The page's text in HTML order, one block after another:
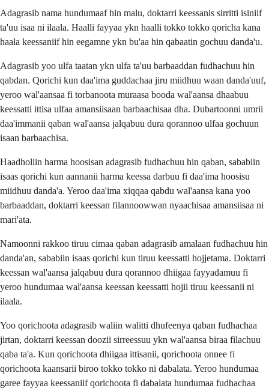
Adagrasib nama hundumaaf hin malu, doktarri keessanis sirritti isiniif
ta'uu isaa ni ilaala. Haalli fayyaa ykn haalli tokko tokko qoricha kana
haala keessaniif hin eegamne ykn bu'aa hin qabaatin gochuu danda'u.
Adagrasib yoo ulfa taatan ykn ulfa ta'uu barbaaddan fudhachuu hin
qabdan. Qorichi kun daa'ima guddachaa jiru miidhuu waan danda'uuf,
yeroo wal'aansaa fi torbanoota muraasa booda wal'aansa dhaabuu
keessatti ittisa ulfaa amansiisaan barbaachisaa dha. Dubartoonni umrii
daa'immanii qaban wal'aansa jalqabuu dura qorannoo ulfaa gochuun
isaan barbaachisa.
Haadholiin harma hoosisan adagrasib fudhachuu hin qaban, sababiin
isaas qorichi kun aannanii harma keessa darbuu fi daa'ima hoosisu
miidhuu danda'a. Yeroo daa'ima xiqqaa qabdu wal'aansa kana yoo
barbaaddan, doktarri keessan filannoowwan nyaachisaa amansiisaa ni
mari'ata.
Namoonni rakkoo tiruu cimaa qaban adagrasib amalaan fudhachuu hin
danda'an, sababiin isaas qorichi kun tiruu keessatti hojjetama. Doktarri
keessan wal'aansa jalqabuu dura qorannoo dhiigaa fayyadamuu fi
yeroo hundumaa wal'aansa keessan keessatti hojii tiruu keessanii ni
ilaala.
Yoo qorichoota adagrasib waliin walitti dhufeenya qaban fudhachaa
jirtan, doktarri keessan doozii sirreessuu ykn wal'aansa biraa filachuu
qaba ta'a. Kun qorichoota dhiigaa ittisanii, qorichoota onnee fi
qorichoota kaansarii biroo tokko tokko ni dabalata. Yeroo hundumaa
garee fayyaa keessaniif qorichoota fi dabalata hundumaa fudhachaa